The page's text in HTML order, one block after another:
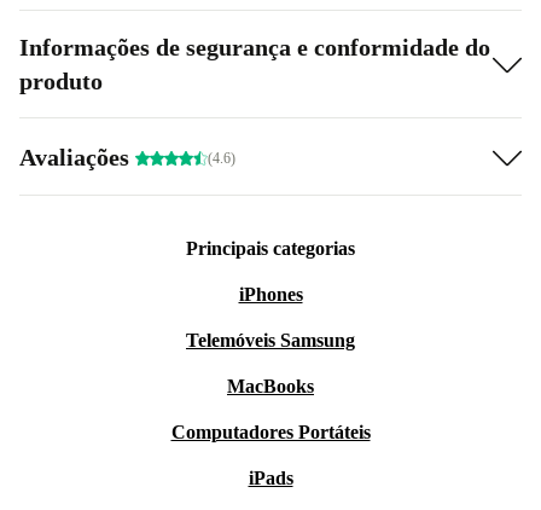
Informações de segurança e conformidade do
produto
Avaliações (4.6)
Principais categorias
iPhones
Telemóveis Samsung
MacBooks
Computadores Portáteis
iPads